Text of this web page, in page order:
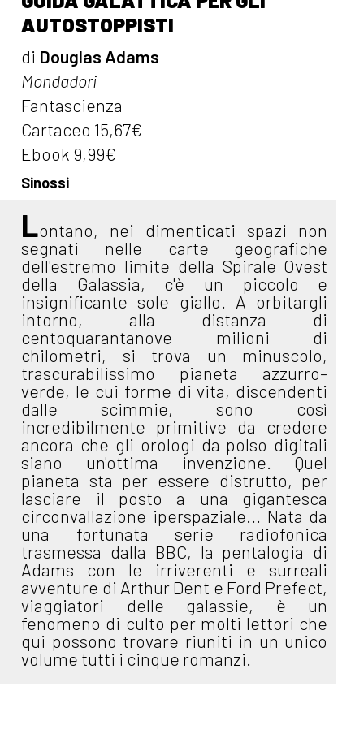
AUTOSTOPPISTI
di Douglas Adams
Mondadori
Fantascienza
Cartaceo 15,67€
Ebook 9,99€
Sinossi
Lontano, nei dimenticati spazi non
segnati nelle carte geografiche
dell'estremo limite della Spirale Ovest
della Galassia, c'è un piccolo e
insignificante sole giallo. A orbitargli
intorno, alla distanza di
centoquarantanove milioni di
chilometri, si trova un minuscolo,
trascurabilissimo pianeta azzurro-
verde, le cui forme di vita, discendenti
dalle scimmie, sono così
incredibilmente primitive da credere
ancora che gli orologi da polso digitali
siano un'ottima invenzione. Quel
pianeta sta per essere distrutto, per
lasciare il posto a una gigantesca
circonvallazione iperspaziale... Nata da
una fortunata serie radiofonica
trasmessa dalla BBC, la pentalogia di
Adams con le irriverenti e surreali
avventure di Arthur Dent e Ford Prefect,
viaggiatori delle galassie, è un
fenomeno di culto per molti lettori che
qui possono trovare riuniti in un unico
volume tutti i cinque romanzi.